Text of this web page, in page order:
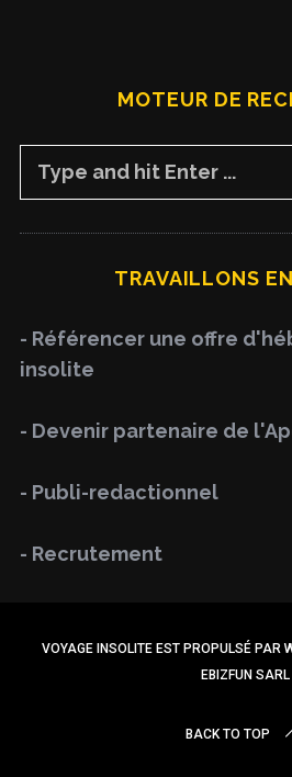
MOTEUR DE
f
o
:
TRAVAILLONS
- Référencer une offre
insolite
- Devenir partenaire de
- Publi-redactionnel
- Recrutement
VOYAGE INSOLITE EST PROPULSÉ PAR
EBIZFUN SARL
BACK TO TOP